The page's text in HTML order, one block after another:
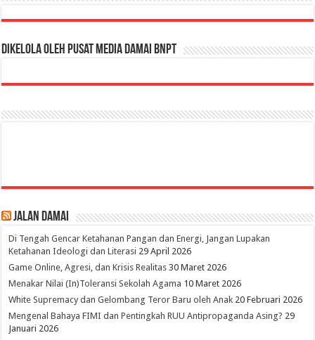
Dikelola oleh Pusat Media Damai BNPT
Jalan Damai
Di Tengah Gencar Ketahanan Pangan dan Energi, Jangan Lupakan
Ketahanan Ideologi dan Literasi 29 April 2026
Game Online, Agresi, dan Krisis Realitas 30 Maret 2026
Menakar Nilai (In)Toleransi Sekolah Agama 10 Maret 2026
White Supremacy dan Gelombang Teror Baru oleh Anak 20 Februari 2026
Mengenal Bahaya FIMI dan Pentingkah RUU Antipropaganda Asing? 29
Januari 2026